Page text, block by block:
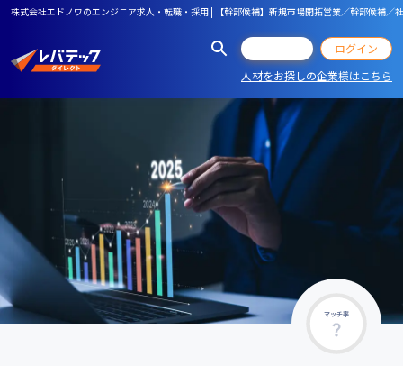
株式会社エドノワのエンジニア求人・転職・採用 | 【幹部候補】新規市場開拓営業／幹部候補／
ログイン
人材をお探しの企業様はこちら
マッチ率